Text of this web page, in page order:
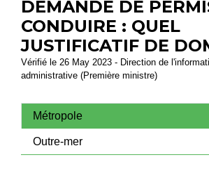
DEMANDE DE
CONDUIRE : QUEL
JUSTIFICATIF DE
Vérifié le 26 May 2023 - Direction de
administrative (Première ministre)
Métropole
Outre-mer